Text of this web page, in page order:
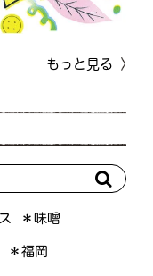
もっと見る
＊味噌
＊福岡